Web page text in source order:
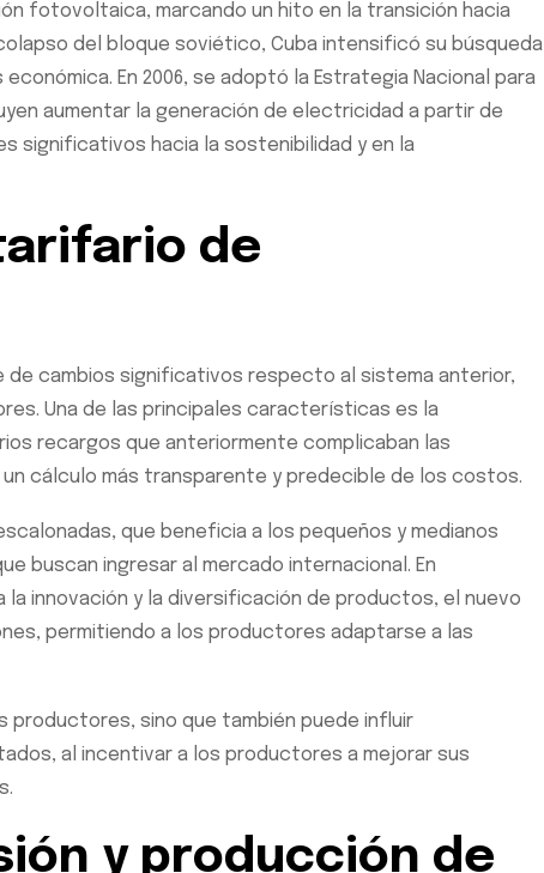
fotovoltaica, marcando un hito en la transición hacia
del bloque soviético, Cuba intensificó su búsqueda
En 2006, se adoptó la Estrategia Nacional para
aumentar la generación de electricidad a partir de
significativos hacia la sostenibilidad y en la
de
cambios significativos respecto al sistema anterior,
Una de las principales características es la
recargos que anteriormente complicaban las
cálculo más transparente y predecible de los costos.
que beneficia a los pequeños y medianos
buscan ingresar al mercado internacional. En
innovación y la diversificación de productos, el nuevo
permitiendo a los productores adaptarse a las
productores, sino que también puede influir
al incentivar a los productores a mejorar sus
y producción de